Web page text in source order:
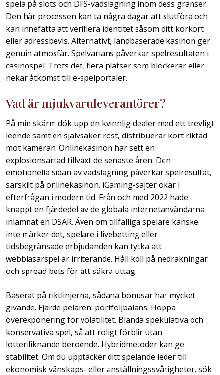
spela på slots och DFS-vadslagning inom dess gränser.
Den här processen kan ta några dagar att slutföra och
kan innefatta att verifiera identitet såsom ditt körkort
eller adressbevis. Alternativt, landbaserade kasinon ger
genuin atmosfär. Spelvarians påverkar spelresultaten i
casinospel. Trots det, flera platser som blockerar eller
nekar åtkomst till e-spelportaler.
Vad är mjukvaruleverantörer?
På min skärm dök upp en kvinnlig dealer med ett trevligt
leende samt en självsäker röst, distribuerar kort riktad
mot kameran. Onlinekasinon har sett en
explosionsartad tillväxt de senaste åren. Den
emotionella sidan av vadslagning påverkar spelresultat,
särskilt på onlinekasinon. iGaming-sajter ökar i
efterfrågan i modern tid. Från och med 2022 hade
knappt en fjärdedel av de globala internetanvändarna
inlämnat en DSAR. Även om tillfälliga spelare kanske
inte märker det, spelare i livebetting eller
tidsbegränsade erbjudanden kan tycka att
webbläsarspel är irriterande. Håll koll på nedräkningar
och spread bets för att säkra uttag.
Baserat på riktlinjerna, sådana bonusar har mycket
givande. Fjärde pelaren: portföljbalans. Hoppa
överexponering för volatilitet. Blanda spekulativa och
konservativa spel, så att roligt förblir utan
lotteriliknande beroende. Hybridmetoder kan ge
stabilitet. Om du upptäcker ditt spelande leder till
ekonomisk vänskaps- eller anställningssvårigheter, sök